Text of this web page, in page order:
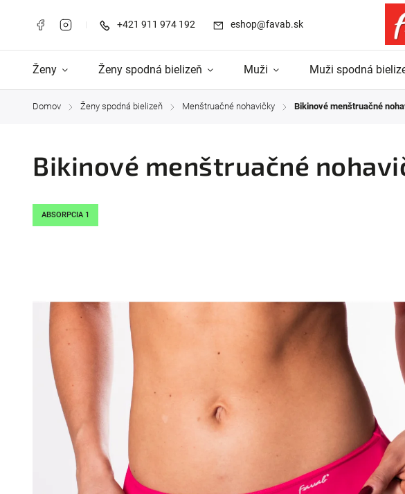
+421 911 974 192 eshop@favab.sk
Ženy Ženy spodná bielizeň Muži Muži spodná
Domov / Ženy spodná bielizeň / Menštruačné nohavičky / Bikinové menštruačné
Bikinové menštruačné
ABSORPCIA 1